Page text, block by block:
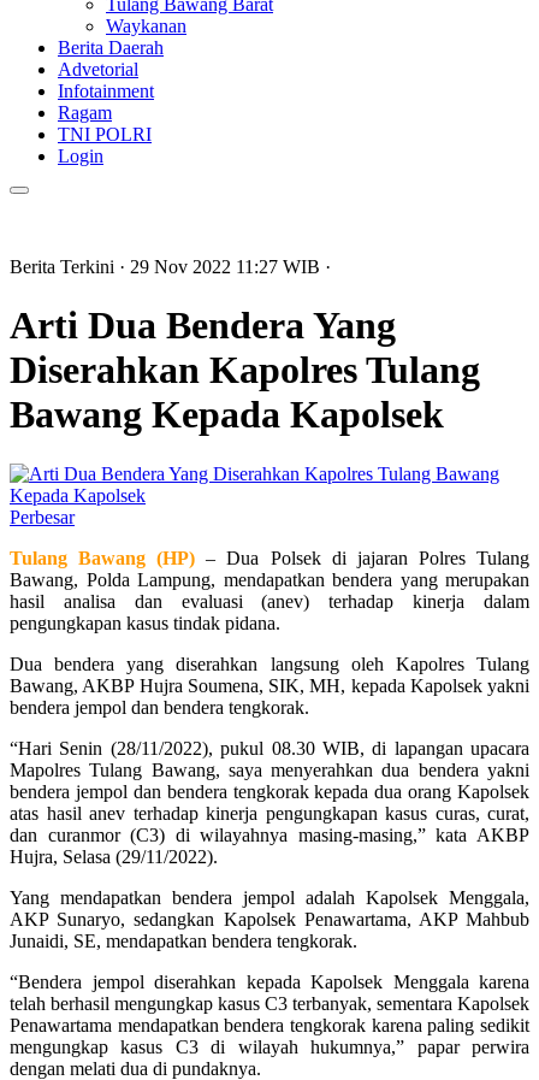
Tulang Bawang Barat
Waykanan
Berita Daerah
Advetorial
Infotainment
Ragam
TNI POLRI
Login
Berita Terkini · 29 Nov 2022 11:27 WIB ·
Arti Dua Bendera Yang
Diserahkan Kapolres Tulang
Bawang Kepada Kapolsek
Perbesar
Tulang Bawang (HP) – Dua Polsek di jajaran Polres Tulang
Bawang, Polda Lampung, mendapatkan bendera yang merupakan
hasil analisa dan evaluasi (anev) terhadap kinerja dalam
pengungkapan kasus tindak pidana.
Dua bendera yang diserahkan langsung oleh Kapolres Tulang
Bawang, AKBP Hujra Soumena, SIK, MH, kepada Kapolsek yakni
bendera jempol dan bendera tengkorak.
“Hari Senin (28/11/2022), pukul 08.30 WIB, di lapangan upacara
Mapolres Tulang Bawang, saya menyerahkan dua bendera yakni
bendera jempol dan bendera tengkorak kepada dua orang Kapolsek
atas hasil anev terhadap kinerja pengungkapan kasus curas, curat,
dan curanmor (C3) di wilayahnya masing-masing,” kata AKBP
Hujra, Selasa (29/11/2022).
Yang mendapatkan bendera jempol adalah Kapolsek Menggala,
AKP Sunaryo, sedangkan Kapolsek Penawartama, AKP Mahbub
Junaidi, SE, mendapatkan bendera tengkorak.
“Bendera jempol diserahkan kepada Kapolsek Menggala karena
telah berhasil mengungkap kasus C3 terbanyak, sementara Kapolsek
Penawartama mendapatkan bendera tengkorak karena paling sedikit
mengungkap kasus C3 di wilayah hukumnya,” papar perwira
dengan melati dua di pundaknya.